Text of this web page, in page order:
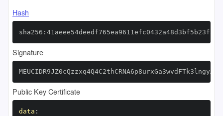
Hash
Signature
Public Key Certificate
data :